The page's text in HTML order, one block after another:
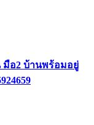
มือ2 บ้านพร้อมอยู่